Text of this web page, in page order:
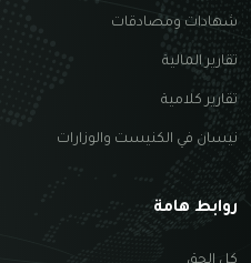
شهادات ومصادقات
تقارير المالية
تقارير كلامية
نيسان في الكنيست والوزارات
روابط هامة